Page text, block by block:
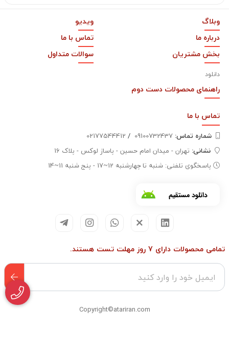
وبلاگ
ویدیو
درباره ما
تماس با ما
بخش مشتریان
دانلود
سوالات متداول
راهنمای محصولات دست دوم
تماس با ما
شماره تماس‌: /
02177544412
نشانی: تهران - میدان امام حسین - پاساژ لوکس - پلاک 16
پاسخگوی تلفنی: شنبه تا چهارشنبه 12~17 - پنج شنبه 11~14
تمامی محصولات دارای 7 روز مهلت تست هستند.
Copyright©atariran.com